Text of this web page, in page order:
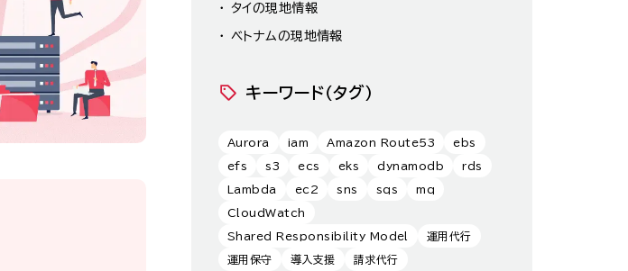
タイの現地情報
ベトナムの現地情報
キーワード（タグ）
Aurora iam Amazon Route53 ebs
efs s3 ecs eks dynamodb rds
Lambda ec2 sns sqs mq
CloudWatch
Shared Responsibility Model 運用代行
運用保守 導入支援 請求代行